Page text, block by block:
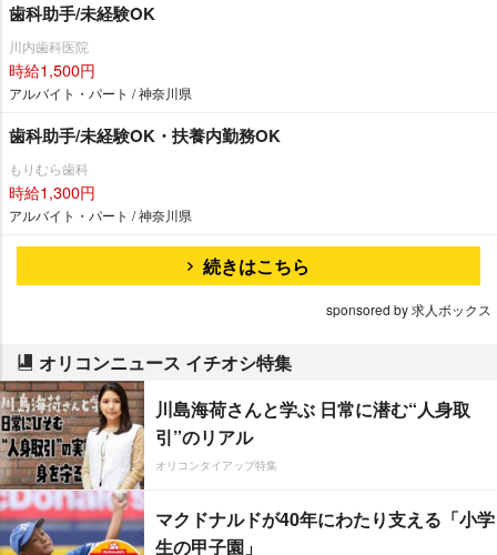
歯科助手/未経験OK
川内歯科医院
時給1,500円
アルバイト・パート / 神奈川県
歯科助手/未経験OK・扶養内勤務OK
もりむら歯科
時給1,300円
アルバイト・パート / 神奈川県
続きはこちら
sponsored by 求人ボックス
オリコンニュース イチオシ特集
川島海荷さんと学ぶ 日常に潜む“人身取
引”のリアル
オリコンタイアップ特集
マクドナルドが40年にわたり支える「小学
生の甲子園」